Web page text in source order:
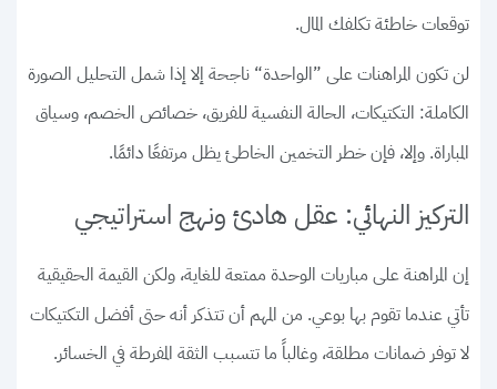
توقعات خاطئة تكلفك المال.
لن تكون المراهنات على ”الواحدة“ ناجحة إلا إذا شمل التحليل الصورة
الكاملة: التكتيكات، الحالة النفسية للفريق، خصائص الخصم، وسياق
المباراة. وإلا، فإن خطر التخمين الخاطئ يظل مرتفعًا دائمًا.
التركيز النهائي: عقل هادئ ونهج استراتيجي
إن المراهنة على مباريات الوحدة ممتعة للغاية، ولكن القيمة الحقيقية
تأتي عندما تقوم بها بوعي. من المهم أن تتذكر أنه حتى أفضل التكتيكات
لا توفر ضمانات مطلقة، وغالباً ما تتسبب الثقة المفرطة في الخسائر.